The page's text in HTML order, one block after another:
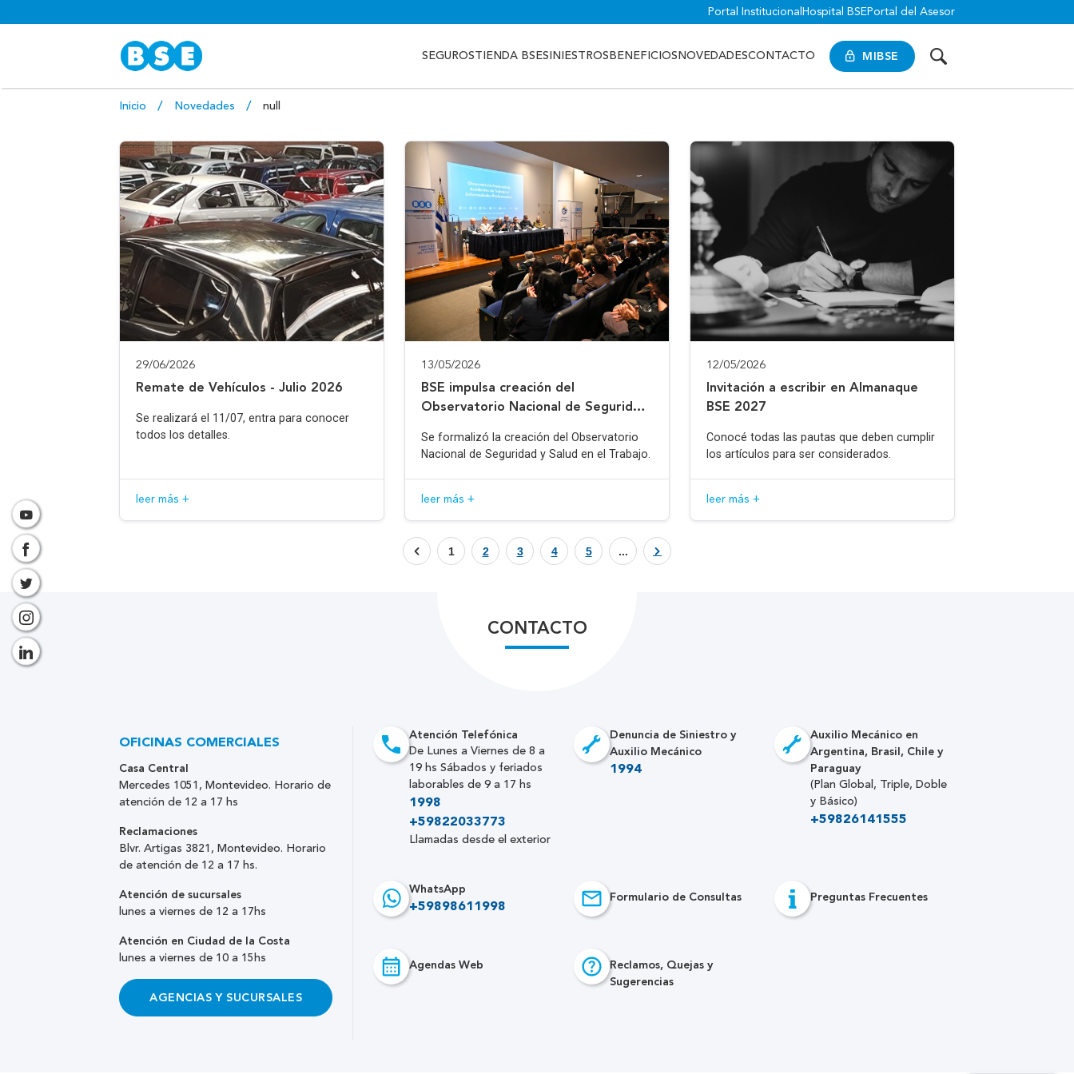
Portal Institucional Hospital BSE Portal del Asesor
MIBSE
SEGUROSTIENDA BSESINIESTROS BENEFICIOS NOVEDADESCONTACTO
Inicio Novedades null
29/06/2026
Remate de Vehículos - Julio 2026
Se realizará el 11/07, entra para conocer
todos los detalles.
leer más +
13/05/2026
BSE impulsa creación del
Observatorio Nacional de Seguridad
Se formalizó la creación del Observatorio
Nacional de Seguridad y Salud en el Trabajo.
leer más +
12/05/2026
Invitación a escribir en Almanaque
BSE 2027
Conocé todas las pautas que deben cumplir
los artículos para ser considerados.
leer más +
1 2 3 4 5 ...
CONTACTO
Atención Telefónica
De Lunes a Viernes de 8 a
19 hs Sábados y feriados
laborables de 9 a 17 hs
1998
+59822033773
Llamadas desde el exterior
Denuncia de Siniestro y
Auxilio Mecánico
1994
Auxilio Mecánico en
Argentina, Brasil, Chile y
Paraguay
(Plan Global, Triple, Doble
y Básico)
+59826141555
WhatsApp
+59898611998
Formulario de Consultas Preguntas Frecuentes
Agendas Web
Reclamos, Quejas y
Sugerencias
OFICINAS COMERCIALES
Casa Central
Mercedes 1051, Montevideo. Horario de
atención de 12 a 17 hs
Reclamaciones
Blvr. Artigas 3821, Montevideo. Horario
de atención de 12 a 17 hs.
Atención de sucursales
lunes a viernes de 12 a 17hs
Atención en Ciudad de la Costa
lunes a viernes de 10 a 15hs
AGENCIAS Y SUCURSALES